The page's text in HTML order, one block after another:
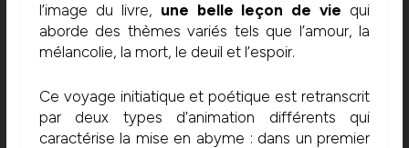
l’image du livre, une belle leçon de vie qui
aborde des thèmes variés tels que l’amour, la
mélancolie, la mort, le deuil et l’espoir.
Ce voyage initiatique et poétique est retranscrit
par deux types d’animation différents qui
caractérise la mise en abyme : dans un premier